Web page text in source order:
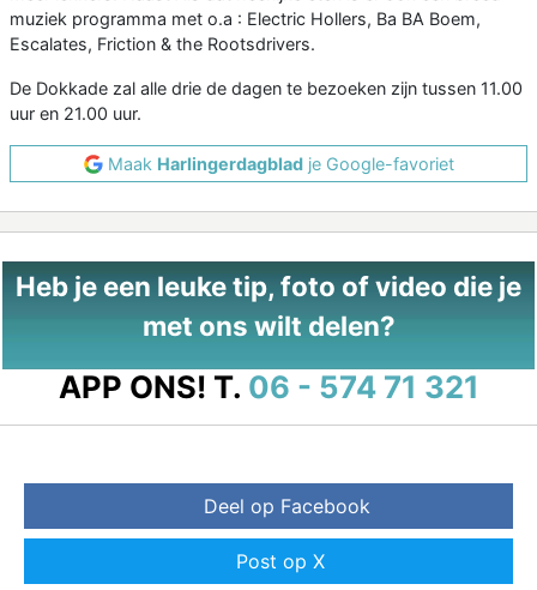
muziek programma met o.a : Electric Hollers, Ba BA Boem,
Escalates, Friction & the Rootsdrivers.
De Dokkade zal alle drie de dagen te bezoeken zijn tussen 11.00
uur en 21.00 uur.
Maak Harlingerdagbladje Google-favoriet
Heb je een leuke tip, foto of video die je
met ons wilt delen?
APP ONS! T. 06 - 574 71 321
Deel op Facebook
Post op X